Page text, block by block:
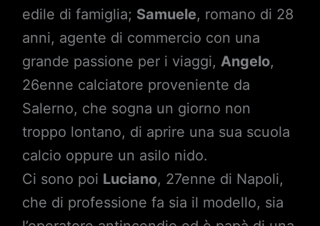
edile di famiglia; Samuele, romano di 28
anni, agente di commercio con una
grande passione per i viaggi, Angelo,
26enne calciatore proveniente da
Salerno, che sogna un giorno non
troppo lontano, di aprire una sua scuola
calcio oppure un asilo nido.
Ci sono poi Luciano, 27enne di Napoli,
che di professione fa sia il modello, sia